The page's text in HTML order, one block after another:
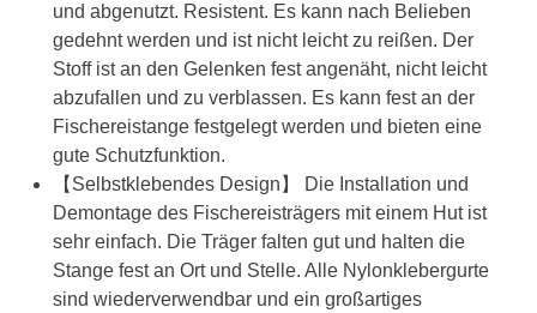
und abgenutzt. Resistent. Es kann nach Belieben
gedehnt werden und ist nicht leicht zu reißen. Der
Stoff ist an den Gelenken fest angenäht, nicht leicht
abzufallen und zu verblassen. Es kann fest an der
Fischereistange festgelegt werden und bieten eine
gute Schutzfunktion.
【Selbstklebendes Design】 Die Installation und
Demontage des Fischereisträgers mit einem Hut ist
sehr einfach. Die Träger falten gut und halten die
Stange fest an Ort und Stelle. Alle Nylonklebergurte
sind wiederverwendbar und ein großartiges